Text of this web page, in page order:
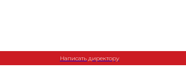
Написать директору